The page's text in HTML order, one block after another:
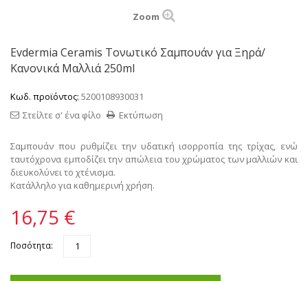
Zoom
Evdermia Ceramis Τονωτικό Σαμπουάν για Ξηρά/
Κανονικά Μαλλιά 250ml
Κωδ. προϊόντος: 5200108930031
Εκτύπωση
Στείλτε σ' ένα φίλο
Σαμπουάν που ρυθμίζει την υδατική ισορροπία της τρίχας, ενώ
ταυτόχρονα εμποδίζει την απώλεια του χρώματος των μαλλιών και
διευκολύνει το χτένισμα.
Κατάλληλο για καθημερινή χρήση.
16,75 €
Ποσότητα: